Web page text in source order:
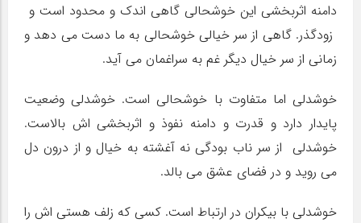
دامنه اثربخشی این خوشحالی گاهی اندک و محدود است و
زودگذر. گاهی از سر خیالی خوشحالی به ما دست می دهد و
زمانی از سر خیال دیگر غم به سراغمان می آید.
خوشدلی اما متفاوت با خوشحالی است. خوشدلی وضعیت
پایدار دارد و قدرت و دامنه نفوذ و اثربخشی اش بالاست.
خوشدلی از سر ناب بودگی نه آغشته به خیال و از درون دل
می روید و در فضای عشق می بالد.
خوشدلی با بیکران در ارتباط است. کسی که زلف هستی اش را